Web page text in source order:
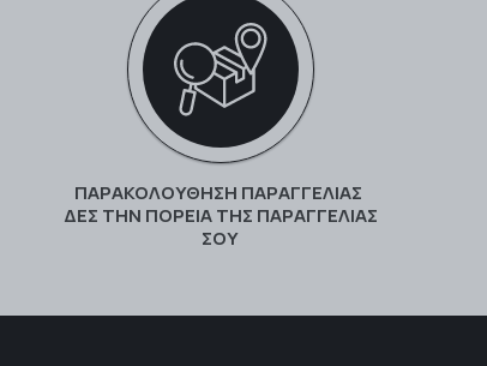
ΠΑΡΑΚΟΛΟΎΘΗΣΗ ΠΑΡΑΓΓΕΛΊΑΣ
ΔΕΣ ΤΗΝ ΠΟΡΕΊΑ ΤΗΣ ΠΑΡΑΓΓΕΛΊΑΣ
ΣΟΥ